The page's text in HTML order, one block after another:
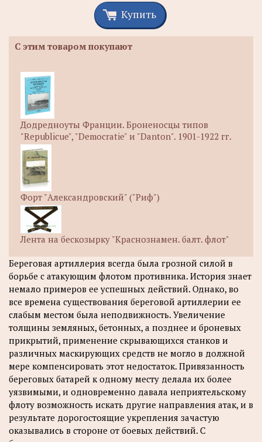
Купить
С этим товаром покупают
Додредноуты Франции. Броненосцы типов
"Republicue", "Democratie" и "Danton". 1901-1922 гг.
Форт "Александровский" ("Риф")
Лента на бескозырку "Краснознамен. балт. флот"
Береговая артиллерия всегда была грозной силой в
борьбе с атакующим флотом противника. История знает
немало примеров ее успешных действий. Однако, во
все времена существования береговой артиллерии ее
слабым местом была неподвижность. Увеличение
толщины земляных, бетонных, а позднее и броневых
прикрытий, применение скрывающихся станков и
различных маскирующих средств не могло в должной
мере компенсировать этот недостаток. Привязанность
береговых батарей к одному месту делала их более
уязвимыми, и одновременно давала неприятельскому
флоту возможность искать другие направления атак, и в
результате дорогостоящие укрепления зачастую
оказывались в стороне от боевых действий. С